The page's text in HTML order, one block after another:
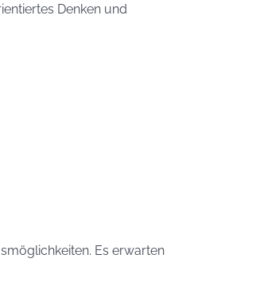
Denken und
Es erwarten